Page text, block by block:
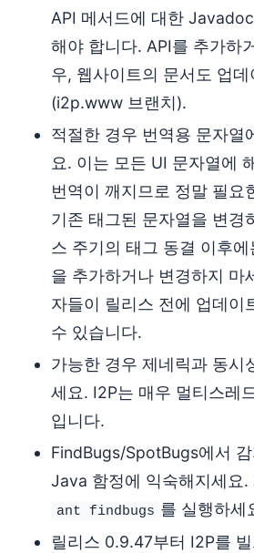
API 메서드에 대한
해야 합니다. API를 추가하
우, 웹사이트의 문서도 업데
(i2p.www 브랜치).
적절한 경우 번역용 문자열
요. 이는 모든 UI 문자열에
번역이 깨지므로 정말 필요
기존 태그된 문자열을 변경
스 주기의 태그 동결 이후
을 추가하거나 변경하지 마
자들이 릴리스 전에 업데이
수 있습니다.
가능한 경우 제네릭과 동시
세요. I2P는 매우 멀티스레
입니다.
FindBugs/SpotBugs에서
Java 함정에 익숙해지세요.
ant findbugs 를 실행하세
릴리스 0.9.47부터 I2P를